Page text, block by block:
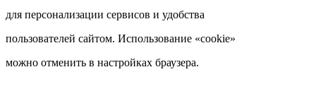
для персонализации сервисов и удобства
пользователей сайтом. Использование «cookie»
можно отменить в настройках браузера.